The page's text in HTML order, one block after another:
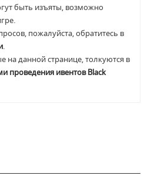
быть изъяты, возможно
пожалуйста, обратитесь в
.
на данной странице, толкуются в
проведения ивентов Black